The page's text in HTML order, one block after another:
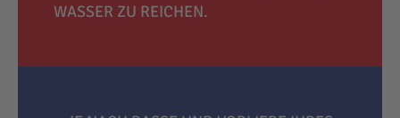
WASSER ZU REICHEN.